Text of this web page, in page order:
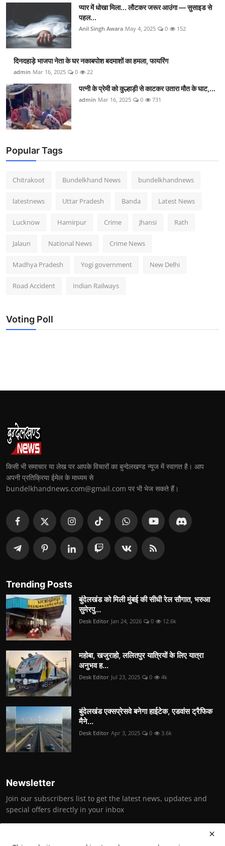
प्यार में धोखा मिला... लौटकर जरूर आउंगा — सुसाइड से
पहल...
Anil Singh Awara May 4, 2025 0 152
दिनदहाड़े भाजपा नेता के घर नकाबपोश बदमाशों का हमला, फायरिंग
admin Mar 16, 2025 0 22
पत्नी के प्रेमी को कुल्हाड़ी से काटकर उतारा मौत के घाट,...
admin Mar 16, 2025 0 731
Popular Tags
Chitrakoot Bundelkhand News bundelkhandnews
latestnews Uttar Pradesh Banda Latest News
Lucknow Hamirpur Crime Jhansi Rath
Jalaun National News Crime News
Madhya Pradesh Yogi government New Delhi
Road Accident Indian Railways
Voting Poll
किसी भी समाचार या लेख पर आपके विचारों का बुन्देलखण्ड न्यूज में स्वागत है। आप
अपनी प्रतिक्रिया ईमेल के माध्यम से
bundelkhandnews.com@gmail.com पर भी भेज सकते हैं।
Trending Posts
बुंदेलखंड को मिली मुंबई की सीधी रेल सौगात, भरुआ
सुमेरपु...
Desk Editor Jan 24, 2026 0 12.6k
महोबा, खजुराहो, ललितपुर यात्रियों के लिए यात्रा
अनुभव ह...
Desk Editor Jul 23, 2025 0 4k
बुंदेलखंड एक्सप्रेसवे बनेगा हाईटेक, एडवांस ट्रैफिक
मैने...
Desk Editor Apr 3, 2025 0 3.6k
Newsletter
Join our subscribers list to get the latest news, updates and
special offers directly in your inbox
Subscribe